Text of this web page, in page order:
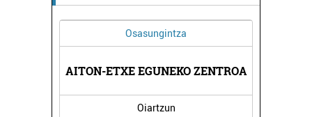
Osasungintza
AITON-ETXE EGUNEKO ZENTROA
Oiartzun